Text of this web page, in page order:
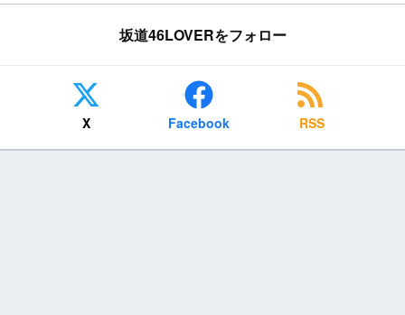
坂道46LOVERをフォロー
X Facebook RSS